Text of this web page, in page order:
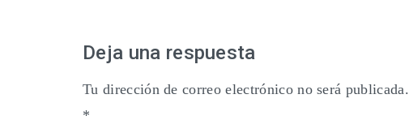
entradas
Deja una respuesta
Tu dirección de correo electrónico no será publicada.
*